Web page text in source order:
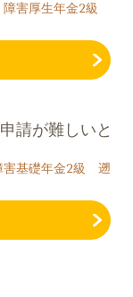
害厚生年金2級
請が難しいと
基礎年金2級 遡